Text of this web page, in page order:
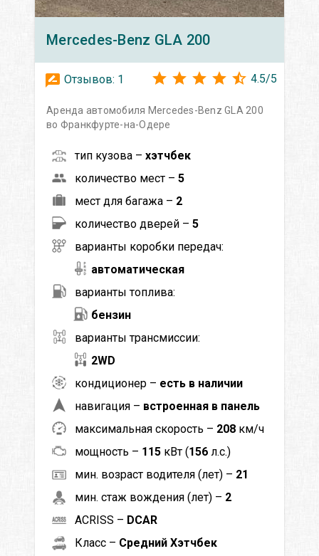
Mercedes-Benz GLA 200
Отзывов: 1 4.5/5
Аренда автомобиля Mercedes-Benz GLA 200
во Франкфурте-на-Одере
тип кузова – хэтчбек
количество мест – 5
мест для багажа – 2
количество дверей – 5
варианты коробки передач:
автоматическая
варианты топлива:
бензин
варианты трансмиссии:
2WD
кондиционер – есть в наличии
навигация – встроенная в панель
максимальная скорость – 208 км/ч
мощность – 115 кВт (156 л.с.)
мин. возраст водителя (лет) – 21
мин. стаж вождения (лет) – 2
ACRISS – DCAR
Класс – Средний Хэтчбек